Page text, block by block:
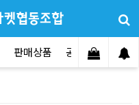
판매상품 공지사항 문